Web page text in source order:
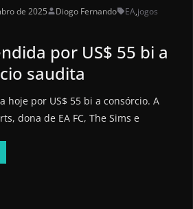
de 2025 Diogo Fernando EA,jogos
por US$ 55 bi a
saudita
hoje por US$ 55 bi a consórcio. A
dona de EA FC, The Sims e